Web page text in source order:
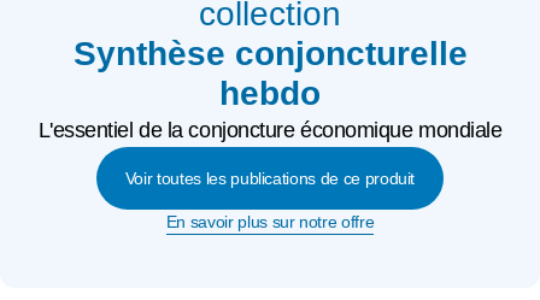
collection
Synthèse conjoncturelle
hebdo
L'essentiel de la conjoncture économique mondiale
Voir toutes les publications de ce produit
En savoir plus sur notre offre